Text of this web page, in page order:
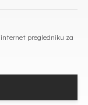
pregledniku za